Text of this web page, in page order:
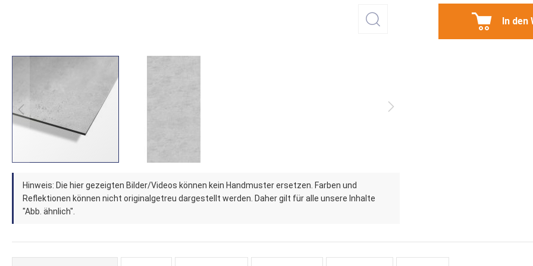
Zum
Anfang
der
Bildergalerie
springen
Hinweis: Die hier gezeigten Bilder/Videos können kein Handmuster ersetzen. Farben und
Reflektionen können nicht originalgetreu dargestellt werden. Daher gilt für alle unsere Inhalte
"Abb. ähnlich".
In den